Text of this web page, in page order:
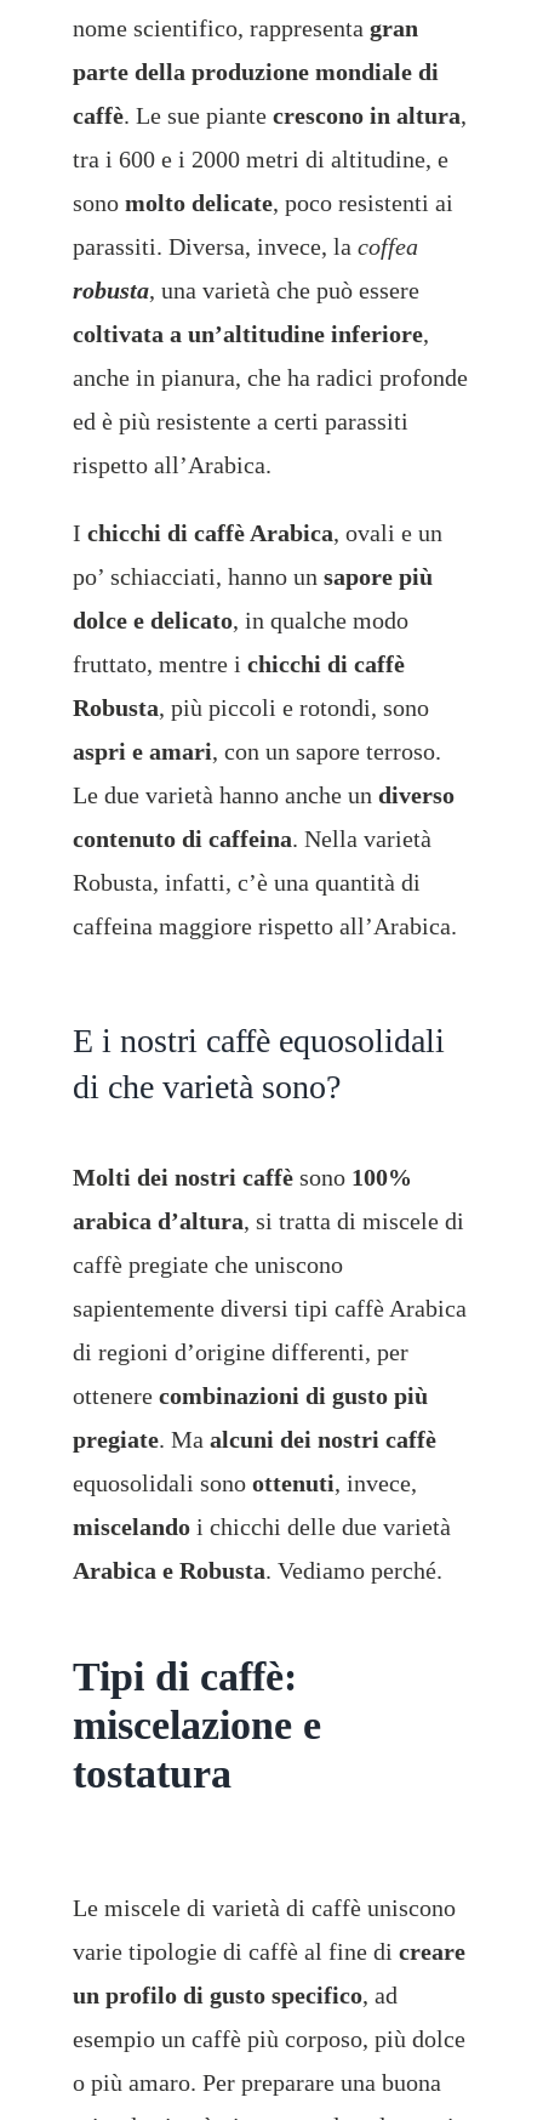
nome scientifico, rappresenta gran
parte della produzione mondiale di
caffè. Le sue piante crescono in altura,
tra i 600 e i 2000 metri di altitudine, e
sono molto delicate, poco resistenti ai
parassiti. Diversa, invece, la coffea
robusta, una varietà che può essere
coltivata a un’altitudine inferiore,
anche in pianura, che ha radici profonde
ed è più resistente a certi parassiti
rispetto all’Arabica.
I chicchi di caffè Arabica, ovali e un
po’ schiacciati, hanno un sapore più
dolce e delicato, in qualche modo
fruttato, mentre i chicchi di caffè
Robusta, più piccoli e rotondi, sono
aspri e amari, con un sapore terroso.
Le due varietà hanno anche un diverso
contenuto di caffeina. Nella varietà
Robusta, infatti, c’è una quantità di
caffeina maggiore rispetto all’Arabica.
E i nostri caffè equosolidali
di che varietà sono?
Molti dei nostri caffè sono 100%
arabica d’altura, si tratta di miscele di
caffè pregiate che uniscono
sapientemente diversi tipi caffè Arabica
di regioni d’origine differenti, per
ottenere combinazioni di gusto più
pregiate. Ma alcuni dei nostri caffè
equosolidali sono ottenuti, invece,
miscelando i chicchi delle due varietà
Arabica e Robusta. Vediamo perché.
Tipi di caffè:
miscelazione e
tostatura
Le miscele di varietà di caffè uniscono
varie tipologie di caffè al fine di creare
un profilo di gusto specifico, ad
esempio un caffè più corposo, più dolce
o più amaro. Per preparare una buona